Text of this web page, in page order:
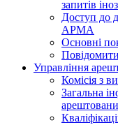
запитів
Доступ до
АРМА
Основні
Управління
Комісія з
Загальна